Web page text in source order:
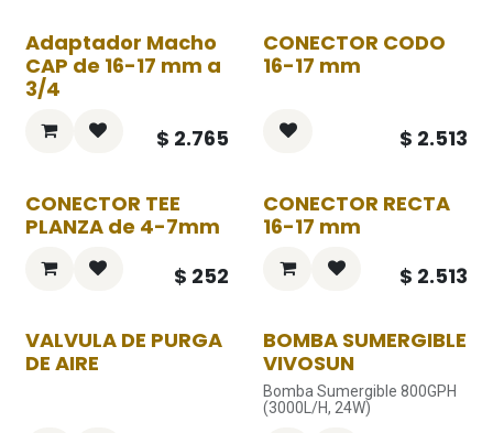
Adaptador Macho
CAP de 16-17 mm a
3/4
$ 2.765
CONECTOR CODO
16-17 mm
$ 2.513
CONECTOR TEE
PLANZA de 4-7mm
$ 252
CONECTOR RECTA
16-17 mm
$ 2.513
VALVULA DE PURGA
DE AIRE
BOMBA SUMERGIBLE
VIVOSUN
Bomba Sumergible 800GPH
(3000L/H, 24W)